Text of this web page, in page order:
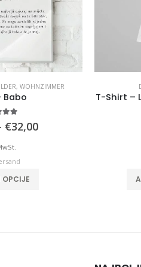
, WOHNZIMMER
Babo
€32,00Preisspanne:
OPCIJE
T-Shirt –